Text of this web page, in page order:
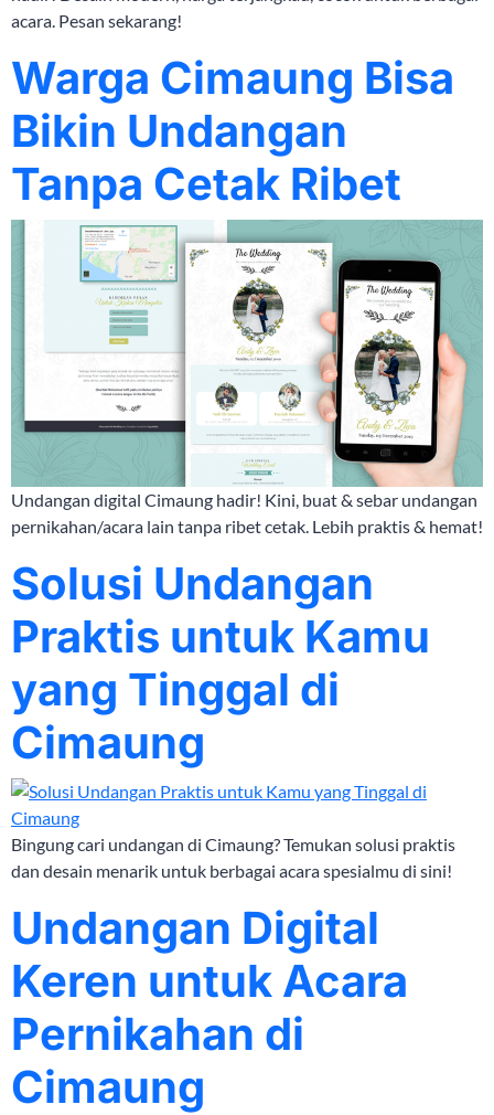
acara. Pesan sekarang!
Warga Cimaung Bisa
Bikin Undangan
Tanpa Cetak Ribet
Undangan digital Cimaung hadir! Kini, buat & sebar undangan
pernikahan/acara lain tanpa ribet cetak. Lebih praktis & hemat!
Solusi Undangan
Praktis untuk Kamu
yang Tinggal di
Cimaung
Bingung cari undangan di Cimaung? Temukan solusi praktis
dan desain menarik untuk berbagai acara spesialmu di sini!
Undangan Digital
Keren untuk Acara
Pernikahan di
Cimaung